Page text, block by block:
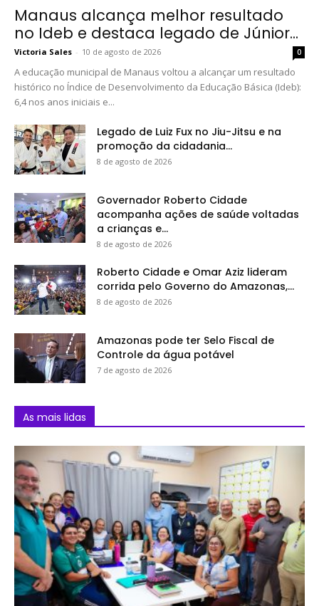
Manaus alcança melhor resultado
no Ideb e destaca legado de Júnior...
Victoria Sales - 10 de agosto de 2026 0
A educação municipal de Manaus voltou a alcançar um resultado
histórico no Índice de Desenvolvimento da Educação Básica (Ideb):
6,4 nos anos iniciais e...
Legado de Luiz Fux no Jiu-Jitsu e na
promoção da cidadania...
8 de agosto de 2026
Governador Roberto Cidade
acompanha ações de saúde voltadas
a crianças e...
8 de agosto de 2026
Roberto Cidade e Omar Aziz lideram
corrida pelo Governo do Amazonas,...
8 de agosto de 2026
Amazonas pode ter Selo Fiscal de
Controle da água potável
7 de agosto de 2026
As mais lidas